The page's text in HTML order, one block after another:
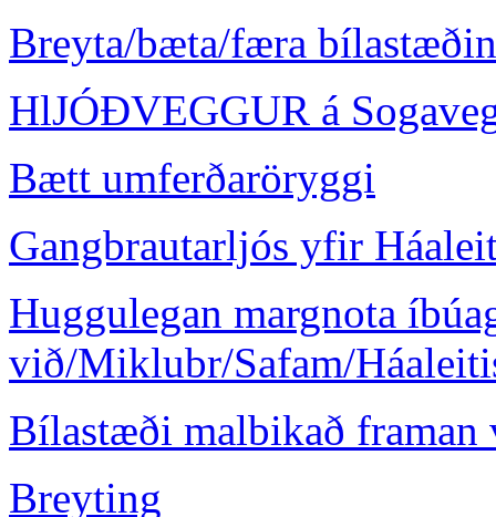
Breyta/bæta/færa
HlJÓÐVEGGUR á
Bætt umferðaröryggi
Gangbrautarljós yfir
Huggulegan margnota
við/Miklubr/Safam/
Bílastæði malbikað framan
Breyting